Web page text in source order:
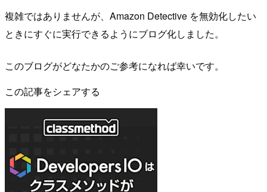
複雑ではありませんが、Amazon Detective を無効化したい
ときにすぐに実行できるようにブログ化しました。
このブログがどなたかのご参考になれば幸いです。
この記事をシェアする